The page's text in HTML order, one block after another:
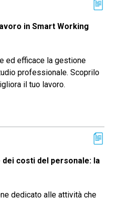
in Smart Working
ed efficace la gestione
professionale. Scoprilo
il tuo lavoro.
costi del personale: la
dedicato alle attività che